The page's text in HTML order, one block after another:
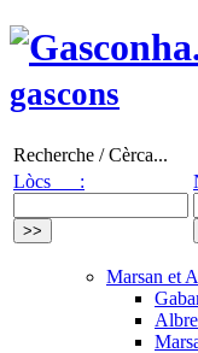
gascons
Recherche / Cèrca...
Lòcs :
Marsan et